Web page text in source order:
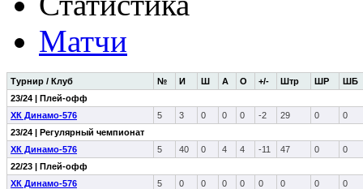
Матчи
Турнир / Клуб № И Ш А О +/- Штр ШР ШБ
23/24 | Плей-офф
ХК Динамо-576
5 3 0 0 0 -2 29 0
0
23/24 | Регулярный чемпионат
ХК Динамо-576
5 40 0 4 4 -11 47 0
0
22/23 | Плей-офф
ХК Динамо-576
5 0 0 0 0 0 0 0
0